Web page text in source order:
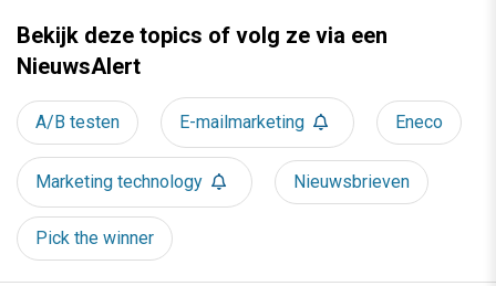
Bekijk deze topics of volg ze via een
NieuwsAlert
A/B testen E-mailmarketing Eneco
Marketing technology Nieuwsbrieven
Pick the winner